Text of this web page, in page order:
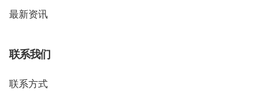
最新资讯
联系我们
联系方式